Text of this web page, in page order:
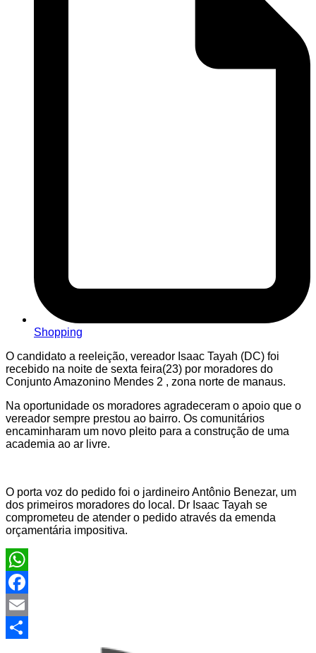
Shopping
O candidato a reeleição, vereador Isaac Tayah (DC) foi
recebido na noite de sexta feira(23) por moradores do
Conjunto Amazonino Mendes 2 , zona norte de manaus.
Na oportunidade os moradores agradeceram o apoio que o
vereador sempre prestou ao bairro. Os comunitários
encaminharam um novo pleito para a construção de uma
academia ao ar livre.
O porta voz do pedido foi o jardineiro Antônio Benezar, um
dos primeiros moradores do local. Dr Isaac Tayah se
comprometeu de atender o pedido através da emenda
orçamentária impositiva.
WhatsApp
Facebook
Email